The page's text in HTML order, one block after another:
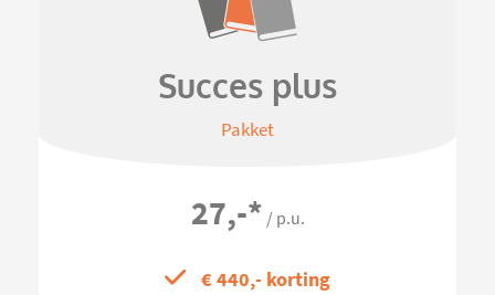
Succes plus
Pakket
27,-* / p.u.
€ 440,- korting